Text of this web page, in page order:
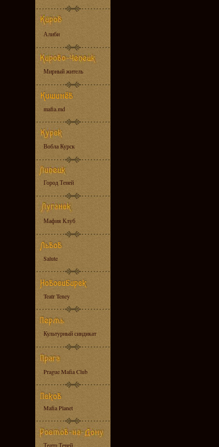
Алиби
Мирный житель
mafia.md
Вобла Курск
Город Теней
Мафия Клуб
Salute
Teatr Teney
Культурный синдикат
Prague Mafia Club
Mafia Planet
Театр Теней